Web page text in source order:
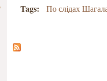
Tags: По слідах